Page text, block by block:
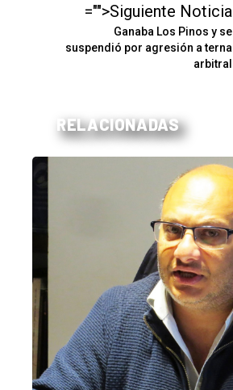
="">Siguiente Noticia
Ganaba Los Pinos y se
suspendió por agresión a terna
arbitral
RELACIONADAS